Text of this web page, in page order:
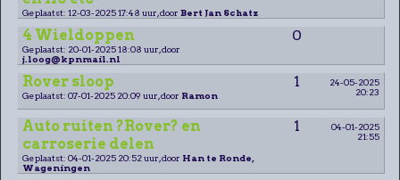
Geplaatst: 12-03-2025 17:48 uur, door Bert Jan Schatz
4 Wieldoppen 0
Geplaatst: 20-01-2025 18:08 uur, door
j.loog@kpnmail.nl
Rover sloop 1
24-05-2025
20:23
Geplaatst: 07-01-2025 20:09 uur, door Ramon
Auto ruiten ?Rover? en
carroserie delen
1
04-01-2025
21:55
Geplaatst: 04-01-2025 20:52 uur, door Han te Ronde,
Wageningen